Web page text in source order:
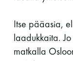
Itse pääasia,
laadukkaita.
matkalla